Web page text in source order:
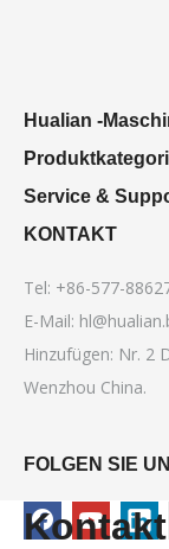
Hualian -
Service &
KONTAKT
Tel: +86-577-
E-Mail:
Hinzufügen: Nr. 2
Wenzhou China.
FOLGEN SIE